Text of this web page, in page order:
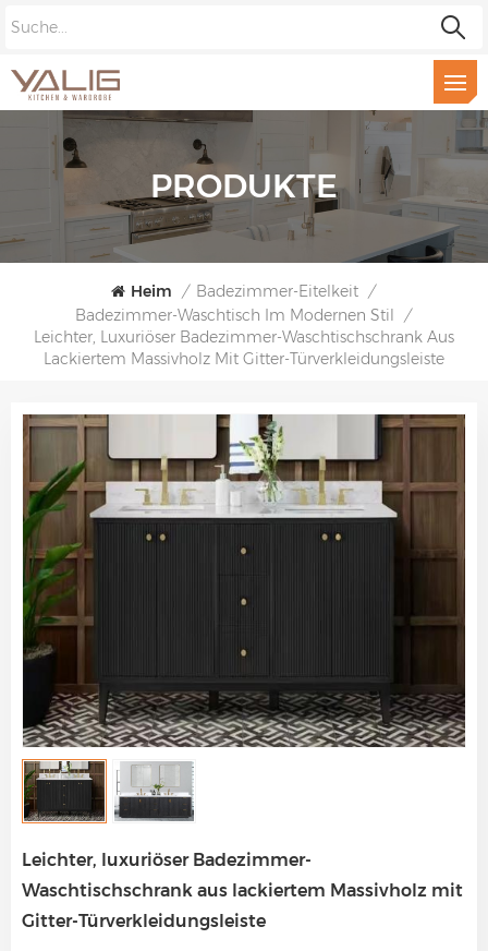
PRODUKTE
Heim / Badezimmer-Eitelkeit /
Badezimmer-Waschtisch Im Modernen Stil /
Leichter, Luxuriöser Badezimmer-Waschtischschrank Aus
Lackiertem Massivholz Mit Gitter-Türverkleidungsleiste
Leichter, luxuriöser Badezimmer-
Waschtischschrank aus lackiertem Massivholz mit
Gitter-Türverkleidungsleiste